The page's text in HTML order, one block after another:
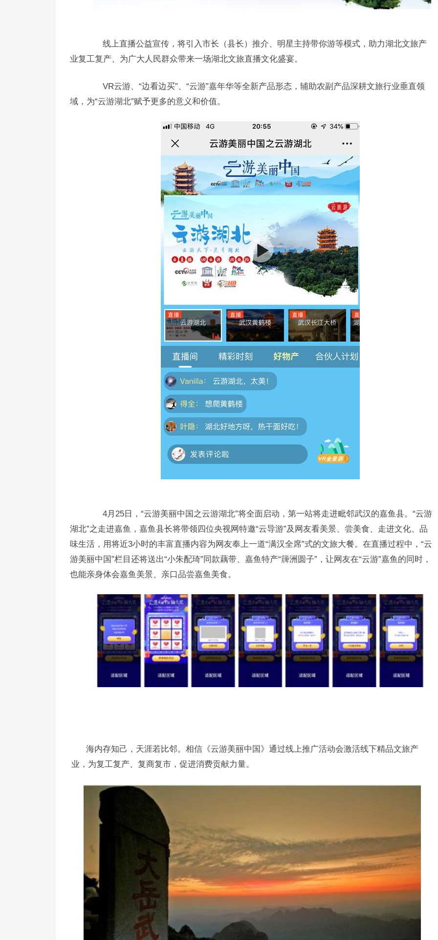
线上直播公益宣传，将引入市长（县长）推介、明星主持带你游等模式，助力湖北文旅产
业复工复产、为广大人民群众带来一场湖北文旅直播文化盛宴。
VR云游、“边看边买”、“云游”嘉年华等全新产品形态，辅助农副产品深耕文旅行业垂直领
域，为“云游湖北”赋予更多的意义和价值。
4月25日，“云游美丽中国之云游湖北”将全面启动，第一站将走进毗邻武汉的嘉鱼县。“云游
湖北”之走进嘉鱼，嘉鱼县长将带领四位央视网特邀“云导游”及网友看美景、尝美食、走进文化、品
味生活，用将近3小时的丰富直播内容为网友奉上一道“满汉全席”式的文旅大餐。在直播过程中，“云
游美丽中国”栏目还将送出“小朱配琦”同款藕带、嘉鱼特产“簰洲圆子”，让网友在“云游”嘉鱼的同时，
也能亲身体会嘉鱼美景、亲口品尝嘉鱼美食。
海内存知己，天涯若比邻。相信《云游美丽中国》通过线上推广活动会激活线下精品文旅产
业，为复工复产、复商复市，促进消费贡献力量。